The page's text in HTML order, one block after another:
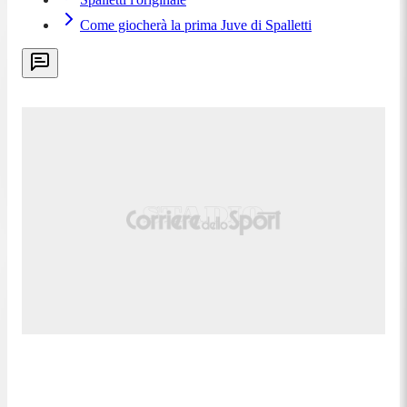
poco tempo per pensare le giocate, ha questo piede
spalle girate, nei pressi di una linea difensiva
Mediano, centrocampista, mi sembra la sua
Come giocherà la prima Juve di Spalletti